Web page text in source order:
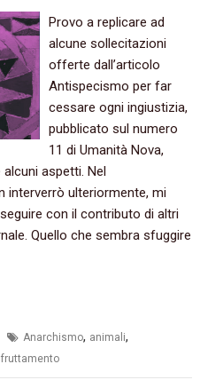
Provo a replicare ad
alcune sollecitazioni
offerte dall’articolo
Antispecismo per far
cessare ogni ingiustizia,
pubblicato sul numero
11 di Umanità Nova,
aspetti. Nel
interverrò ulteriormente, mi
con il contributo di altri
Quello che sembra sfuggire
Anarchismo, animali,